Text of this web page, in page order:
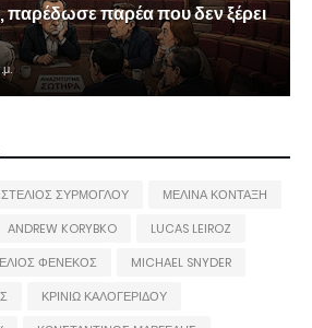
παρέα που δεν ξέρει
ΣΤΕΛΙΟΣ ΣΥΡΜΟΓΛΟΥ
ΜΕΛΙΝΑ ΚΟΝΤΑΞΗ
ANDREW KORYBKO
LUCAS LEIROZ
ΦΕΝΕΚΟΣ
MICHAEL SNYDER
ΚΡΙΝΙΩ ΚΑΛΟΓΕΡΙΔΟΥ